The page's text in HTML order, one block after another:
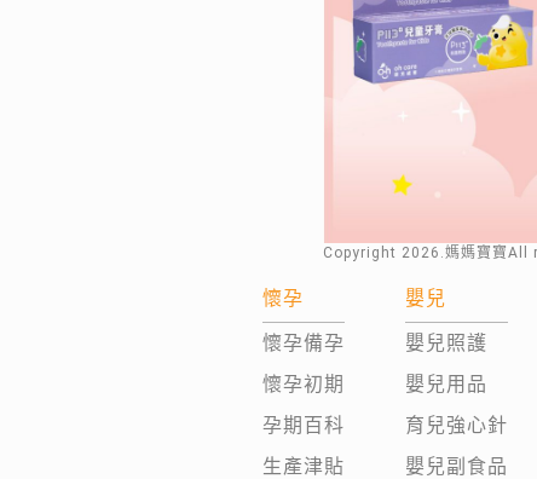
Copyright 2026 .媽媽寶寶All
懷孕
懷孕備孕
懷孕初期
孕期百科
生產津貼
嬰兒
嬰兒照護
嬰兒用品
育兒強心針
嬰兒副食品